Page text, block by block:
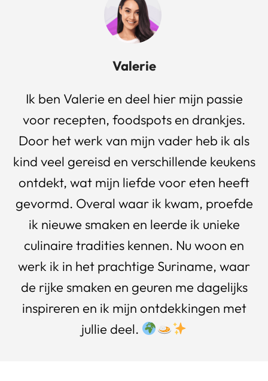
Valerie
Ik ben Valerie en deel hier mijn passie
voor recepten, foodspots en drankjes.
Door het werk van mijn vader heb ik als
kind veel gereisd en verschillende keukens
ontdekt, wat mijn liefde voor eten heeft
gevormd. Overal waar ik kwam, proefde
ik nieuwe smaken en leerde ik unieke
culinaire tradities kennen. Nu woon en
werk ik in het prachtige Suriname, waar
de rijke smaken en geuren me dagelijks
inspireren en ik mijn ontdekkingen met
jullie deel.